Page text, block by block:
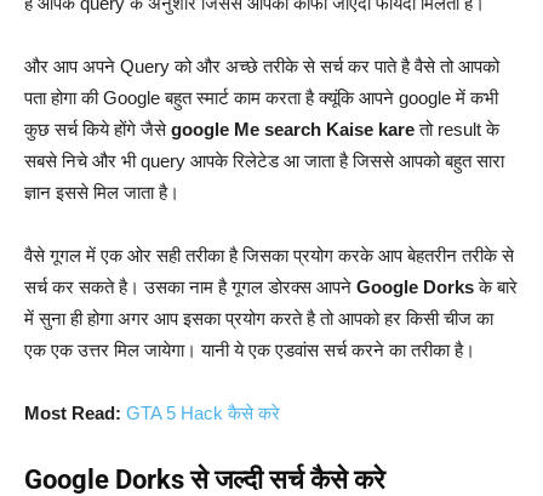
और आप अपने Query को और अच्छे तरीके से सर्च कर पाते है वैसे तो आपको
पता होगा की Google बहुत स्मार्ट काम करता है क्यूंकि आपने google में कभी
कुछ सर्च किये होंगे जैसेgoogle Me search Kaise kareतो result के
सबसे निचे और भी query आपके रिलेटेड आ जाता है जिससे आपको बहुत सारा
ज्ञान इससे मिल जाता है।
वैसे गूगल में एक ओर सही तरीका है जिसका प्रयोग करके आप बेहतरीन तरीके से
सर्च कर सकते है। उसका नाम है गूगल डोरक्स आपने Google Dorksके बारे
में सुना ही होगा अगर आप इसका प्रयोग करते है तो आपको हर किसी चीज का
एक एक उत्तर मिल जायेगा। यानी ये एक एडवांस सर्च करने का तरीका है।
Most Read: GTA 5 Hack कैसे करे
Google Dorks से जल्दी सर्च कैसे करे